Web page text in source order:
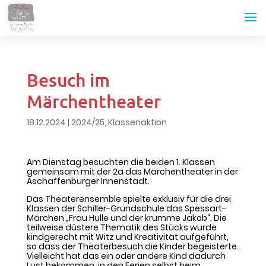
Besuch im
Märchentheater
18.12.2024 | 2024/25, Klassenaktion
Am Dienstag besuchten die beiden 1. Klassen
gemeinsam mit der 2a das Märchentheater in der
Aschaffenburger Innenstadt.
Das Theaterensemble spielte exklusiv für die drei
Klassen der Schiller-Grundschule das Spessart-
Märchen „Frau Hulle und der krumme Jakob“. Die
teilweise düstere Thematik des Stücks wurde
kindgerecht mit Witz und Kreativität aufgeführt,
so dass der Theaterbesuch die Kinder begeisterte.
Vielleicht hat das ein oder andere Kind dadurch